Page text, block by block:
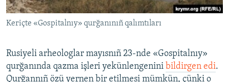
Keriçte «Gospitalnıy» qurğanınıñ qalımtıları
Rusiyeli arheologlar mayısnıñ 23-nde «Gospitalnıy»
qurğanında qazma işleri yekünlengenini bildirgen edi.
Qurğannıñ özü yernen bir etilmesi mümkün, çünki o